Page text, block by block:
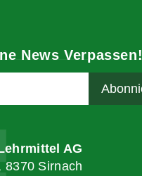
News Verpassen!
AG
8370 Sirnach